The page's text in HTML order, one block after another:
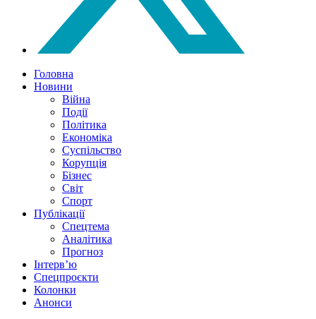
Головна
Новини
Війна
Події
Політика
Економіка
Суспільство
Корупція
Бізнес
Світ
Спорт
Публікації
Спецтема
Аналітика
Прогноз
Інтерв’ю
Спецпроєкти
Колонки
Анонси